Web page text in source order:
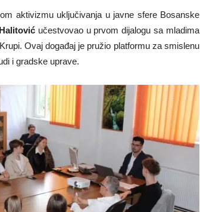
aktivizmu uključivanja u javne sfere Bosanske
učestvovao u prvom dijalogu sa mladima
Ovaj događaj je pružio platformu za smislenu
i gradske uprave.